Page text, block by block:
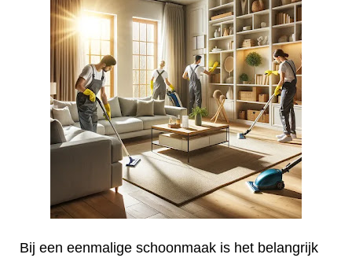
Bij een eenmalige schoonmaak is het belangrijk